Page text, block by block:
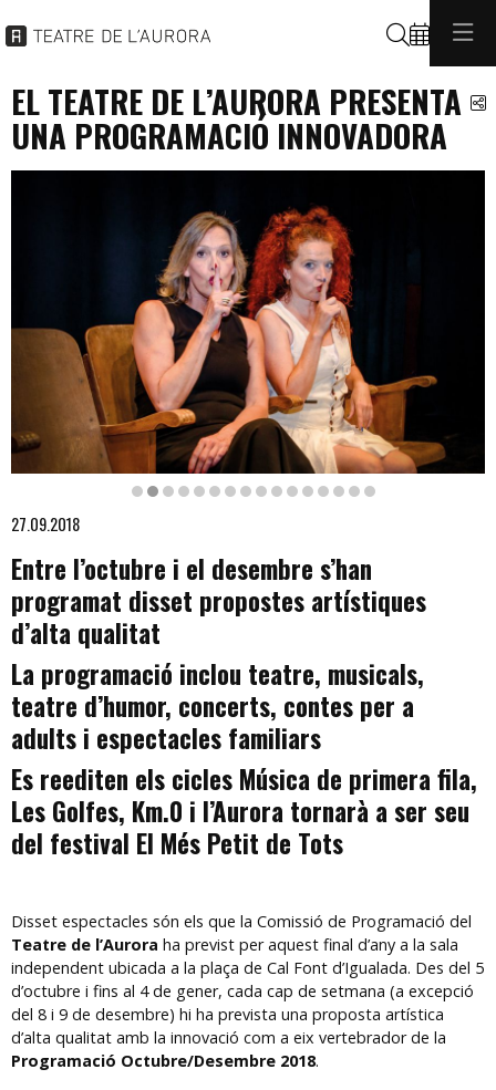
Cerca
EL TEATRE DE L’AURORA PRESENTA
UNA PROGRAMACIÓ INNOVADORA
Diapositiva 2 de 16: Veus que no veus
27.09.2018
Entre l’octubre i el desembre s’han
programat disset propostes artístiques
d’alta qualitat
La programació inclou teatre, musicals,
teatre d’humor, concerts, contes per a
adults i espectacles familiars
Es reediten els cicles Música de primera fila,
Les Golfes, Km.0 i l’Aurora tornarà a ser seu
del festival El Més Petit de Tots
Disset espectacles són els que la Comissió de Programació del
Teatre de l’Aurora ha previst per aquest final d’any a la sala
independent ubicada a la plaça de Cal Font d’Igualada. Des del 5
d’octubre i fins al 4 de gener, cada cap de setmana (a excepció
del 8 i 9 de desembre) hi ha prevista una proposta artística
d’alta qualitat amb la innovació com a eix vertebrador de la
Programació Octubre/Desembre 2018.